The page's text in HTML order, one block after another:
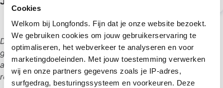
Cookies
Welkom bij Longfonds. Fijn dat je onze website bezoekt.
We gebruiken cookies om jouw gebruikerservaring te
optimaliseren, het webverkeer te analyseren en voor
marketingdoeleinden. Met jouw toestemming verwerken
wij en onze partners gegevens zoals je IP-adres,
surfgedrag, besturingssysteem en voorkeuren. Deze
Disclaimer: Indien u meerdere aftrekposten heeft, kan dit
gevolgen hebben voor de hoogte waartegen u de gift kan
aftrekken. Aan de uitkomst van de calculator kunt u geen
rechten ontlenen.